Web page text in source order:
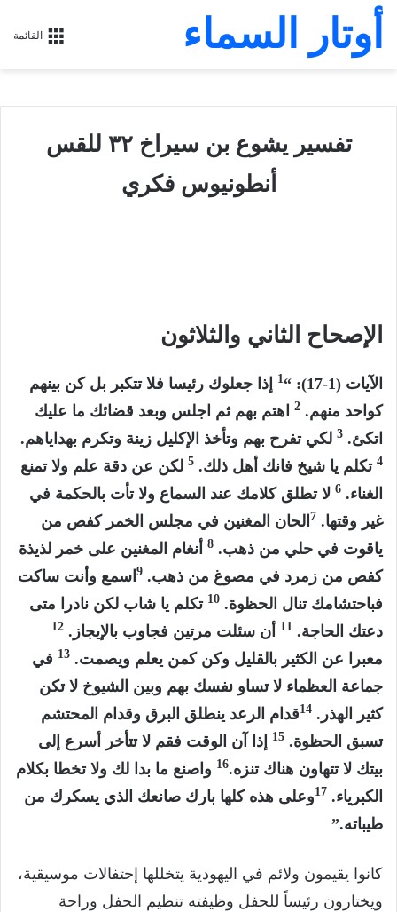
القائمة أوتار السماء
تفسير يشوع بن سيراخ ٣٢ للقس
أنطونيوس فكري
الإصحاح الثاني والثلاثون
الآيات (1-17): “ 1
إذا جعلوك رئيسا فلا تتكبر بل كن بينهم
كواحد منهم. 2
اهتم بهم ثم اجلس وبعد قضائك ما عليك
اتكئ. 3 لكي تفرح بهم وتأخذ الإكليل زينة وتكرم بهداياهم.
4 تكلم يا شيخ فانك أهل ذلك. 5 لكن عن دقة علم ولا تمنع
الغناء. 6 لا تطلق كلامك عند السماع ولا تأت بالحكمة في
غير وقتها. 7 الحان المغنين في مجلس الخمر كفص من
ياقوت في حلي من ذهب. 8
أنغام المغنين على خمر لذيذة
كفص من زمرد في مصوغ من ذهب. 9 اسمع وأنت ساكت
فباحتشامك تنال الحظوة. 10 تكلم يا شاب لكن نادرا متى
دعتك الحاجة. 11 أن سئلت مرتين فجاوب بالإيجاز. 12
معبرا عن الكثير بالقليل وكن كمن يعلم ويصمت. 13 في
جماعة العظماء لا تساو نفسك بهم وبين الشيوخ لا تكن
كثير الهذر. 14قدام الرعد ينطلق البرق وقدام المحتشم
تسبق الحظوة. 15
إذا آن الوقت فقم لا تتأخر أسرع إلى
بيتك لا تتهاون هناك تنزه.16 واصنع ما بدا لك ولا تخطا بكلام
الكبرياء. 17وعلى هذه كلها بارك صانعك الذي يسكرك من
طيباته.”
كانوا يقيمون ولائم في اليهودية يتخللها إحتفالات موسيقية،
ويختارون رئيساً للحفل وظيفته تنظيم الحفل وراحة